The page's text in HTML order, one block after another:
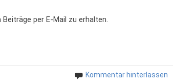
per E-Mail zu erhalten.
Kommentar hinterlassen